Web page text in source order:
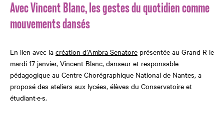
Avec Vincent Blanc, les gestes du quotidien comme
mouvements dansés
En lien avec la création d’Ambra Senatore présentée au Grand R le
mardi 17 janvier, Vincent Blanc, danseur et responsable
pédagogique au Centre Chorégraphique National de Nantes, a
proposé des ateliers aux lycées, élèves du Conservatoire et
étudiant·e·s.